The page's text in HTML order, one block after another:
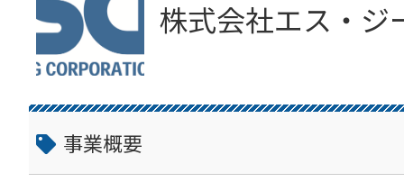
株式会社エス・ジ
事業概要